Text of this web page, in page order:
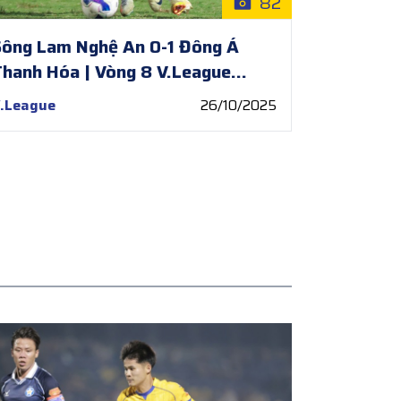
Lam Nghệ An 0-1 Đông Á
Hóa | Vòng 8 V.League
26
26/10/2025